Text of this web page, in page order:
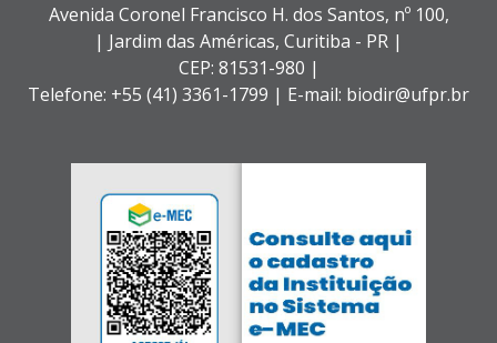
Avenida Coronel Francisco H. dos Santos, nº 100,
| Jardim das Américas, Curitiba - PR |
CEP: 81531-980 |
Telefone: +55 (41) 3361-1799 | E-mail: biodir@ufpr.br